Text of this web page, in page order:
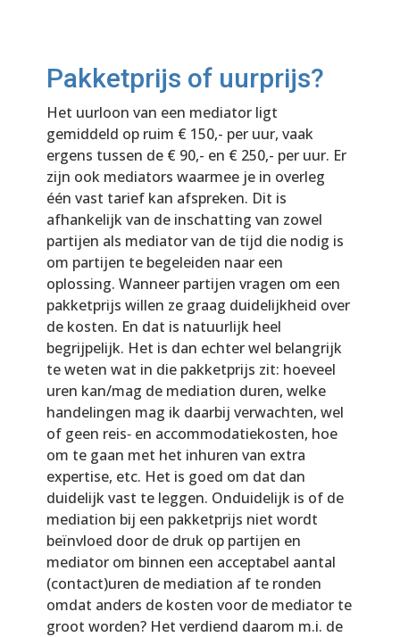
Pakketprijs of uurprijs?
Het uurloon van een mediator ligt
gemiddeld op ruim € 150,- per uur, vaak
ergens tussen de € 90,-­ en € 250,-­ per uur. Er
zijn ook mediators waarmee je in overleg
één vast tarief kan afspreken. Dit is
afhankelijk van de inschatting van zowel
partijen als mediator van de tijd die nodig is
om partijen te begeleiden naar een
oplossing. Wanneer partijen vragen om een
pakketprijs willen ze graag duidelijkheid over
de kosten. En dat is natuurlijk heel
begrijpelijk. Het is dan echter wel belangrijk
te weten wat in die pakketprijs zit: hoeveel
uren kan/mag de mediation duren, welke
handelingen mag ik daarbij verwachten, wel
of geen reis‐ en accommodatiekosten, hoe
om te gaan met het inhuren van extra
expertise, etc. Het is goed om dat dan
duidelijk vast te leggen. Onduidelijk is of de
mediation bij een pakketprijs niet wordt
beïnvloed door de druk op partijen en
mediator om binnen een acceptabel aantal
(contact)uren de mediation af te ronden
omdat anders de kosten voor de mediator te
groot worden? Het verdiend daarom m.i. de